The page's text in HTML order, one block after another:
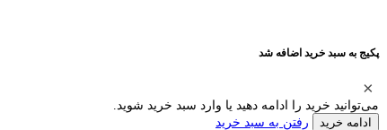
پکیج به سبد خرید اضافه شد
می‌توانید خرید را ادامه دهید یا وارد سبد خرید شوید.
ادامه خرید رفتن به سبد خرید